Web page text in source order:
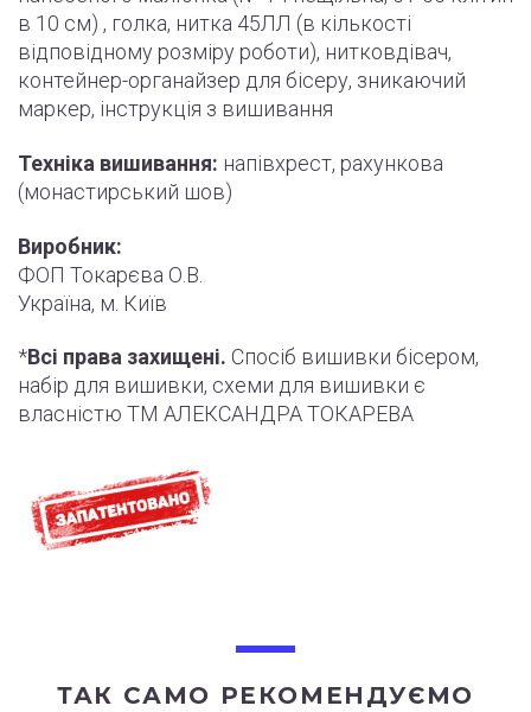
в 10 см) , голка, нитка 45ЛЛ (в кількості
відповідному розміру роботи), нитковдівач,
контейнер-органайзер для бісеру, зникаючий
маркер, інструкція з вишивання
Техніка вишивання: напівхрест, рахункова
(монастирський шов)
Виробник:
ФОП Токарєва О.В.
Україна, м. Київ
*Всі права захищені. Спосіб вишивки бісером,
набір для вишивки, схеми для вишивки є
власністю ТМ АЛЕКСАНДРА ТОКАРЕВА
ТАК САМО РЕКОМЕНДУЄМО